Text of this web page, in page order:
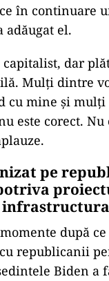
în continuare
adăugat el.
capitalist, dar
Mulţi dintre
cu mine şi mulţi
este corect. Nu
pe
infrastructura
după
republicanii
Biden a